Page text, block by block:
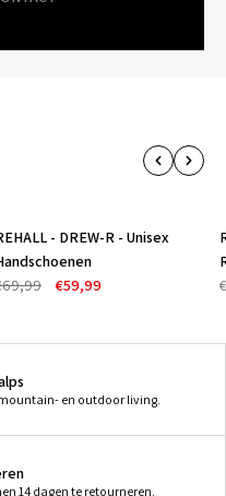
-14% - DREW-R - Unisex
€59,99
en outdoor living.
14 dagen te retourneren.